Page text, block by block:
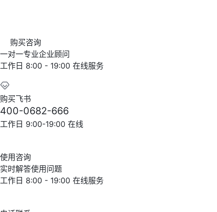
购买咨询
一对一专业企业顾问
工作日 8:00 - 19:00 在线服务
购买飞书
400-0682-666
工作日 9:00-19:00 在线
使用咨询
实时解答使用问题
工作日 8:00 - 19:00 在线服务